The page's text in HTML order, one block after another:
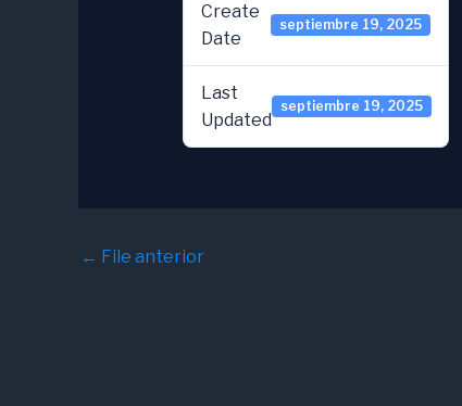
Create
Date
septiembre 19, 2025
Last
Updated
septiembre 19, 2025
← File anterior